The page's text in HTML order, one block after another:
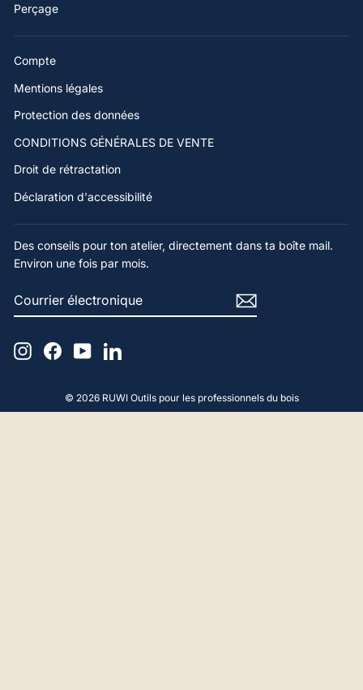
Perçage
Compte
Mentions légales
Protection des données
CONDITIONS GÉNÉRALES DE VENTE
Droit de rétractation
Déclaration d'accessibilité
Des conseils pour ton atelier, directement dans ta boîte mail.
Environ une fois par mois.
COURRIER
ÉLECTRONIQUE
S'ABONNER
InstagramFacebook
YouTubeLinkedIn
© 2026 RUWI Outils pour les professionnels du bois